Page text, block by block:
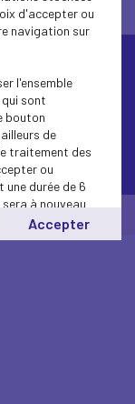
d'accepter ou
navigation sur
l'ensemble
sont
bouton
de
traitement des
ou
une durée de 6
à nouveau
en
Accepter